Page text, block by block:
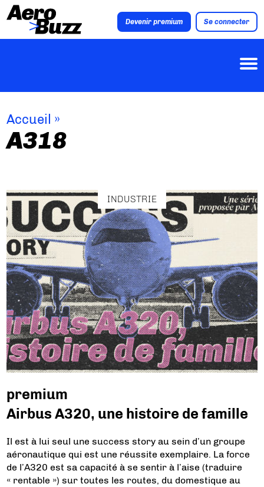
Devenir premium Se connecter
Accueil »
A318
INDUSTRIE
premium
Airbus A320, une histoire de famille
Il est à lui seul une success story au sein d’un groupe
aéronautique qui est une réussite exemplaire. La force
de l’A320 est sa capacité à se sentir à l’aise (traduire
« rentable ») sur toutes les routes, du domestique au